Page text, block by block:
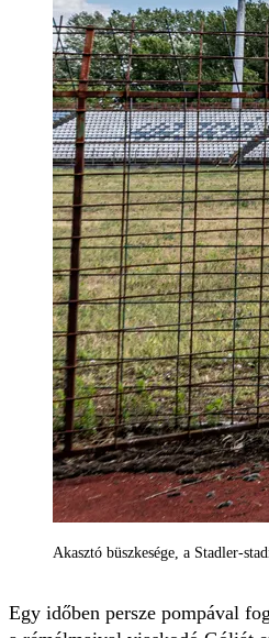
Akasztó büszkesége, a Stadler-
Egy időben persze pompával